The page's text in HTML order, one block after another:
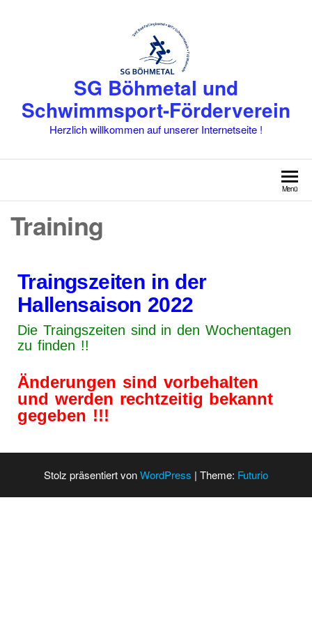
SG Böhmetal und
Schwimmsport-Förderverein
Herzlich willkommen auf unserer Internetseite !
Menü
Training
Traingszeiten in der
Hallensaison 2022
Die Traingszeiten sind in den Wochentagen
zu finden !!
Änderungen sind vorbehalten
und werden rechtzeitig bekannt
gegeben !!!
Stolz präsentiert vonWordPress | Theme: Futurio